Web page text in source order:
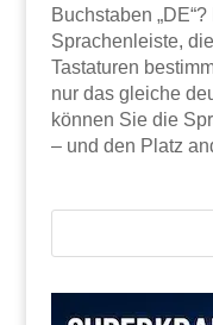
Buchstaben
Sprachenleiste,
Tastaturen
nur das gleiche
können Sie die
– und den Platz